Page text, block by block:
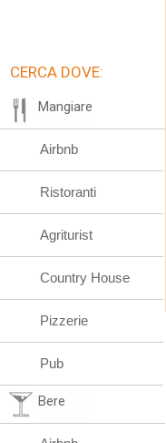
CERCA DOVE:
Mangiare
Airbnb
Ristoranti
Agriturist
Country House
Pizzerie
Pub
Bere